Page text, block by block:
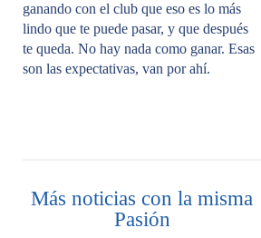
ganando con el club que eso es lo más
lindo que te puede pasar, y que después
te queda. No hay nada como ganar. Esas
son las expectativas, van por ahí.
Más noticias con la misma
Pasión